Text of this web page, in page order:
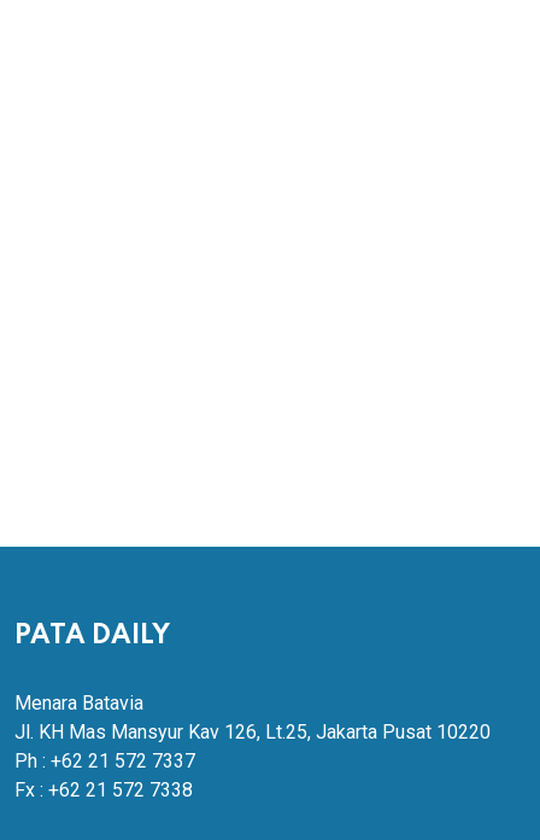
PATA DAILY
Menara Batavia
Jl. KH Mas Mansyur Kav 126, Lt.25, Jakarta Pusat 10220
Ph : +62 21 572 7337
Fx : +62 21 572 7338